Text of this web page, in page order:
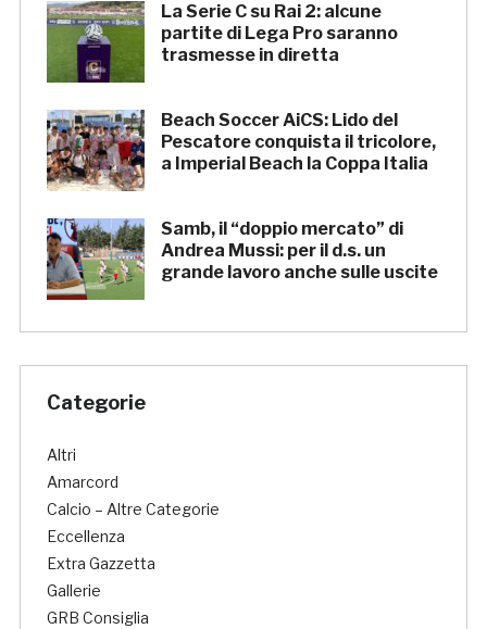
La Serie C su Rai 2: alcune
partite di Lega Pro saranno
trasmesse in diretta
Beach Soccer AiCS: Lido del
Pescatore conquista il tricolore,
a Imperial Beach la Coppa Italia
Samb, il “doppio mercato” di
Andrea Mussi: per il d.s. un
grande lavoro anche sulle uscite
Categorie
Altri
Amarcord
Calcio – Altre Categorie
Eccellenza
Extra Gazzetta
Gallerie
GRB Consiglia